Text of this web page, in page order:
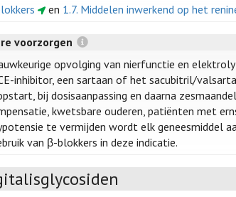
en 1.7. Middelen inwerkend op het
voorzorgen
opvolging van nierfunctie en
inhibitor, een sartaan of het sacubitril/
bij dosisaanpassing en daarna
kwetsbare ouderen, patiënten met
te vermijden wordt elk geneesmiddel
van β-blokkers in deze indicatie.